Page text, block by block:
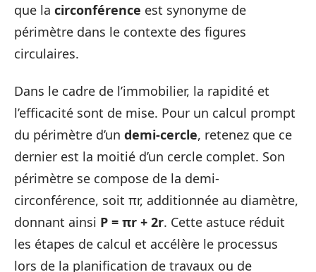
que la circonférence est synonyme de
périmètre dans le contexte des figures
circulaires.
Dans le cadre de l’immobilier, la rapidité et
l’efficacité sont de mise. Pour un calcul prompt
du périmètre d’un demi-cercle, retenez que ce
dernier est la moitié d’un cercle complet. Son
périmètre se compose de la demi-
circonférence, soit πr, additionnée au diamètre,
donnant ainsi P = πr + 2r. Cette astuce réduit
les étapes de calcul et accélère le processus
lors de la planification de travaux ou de